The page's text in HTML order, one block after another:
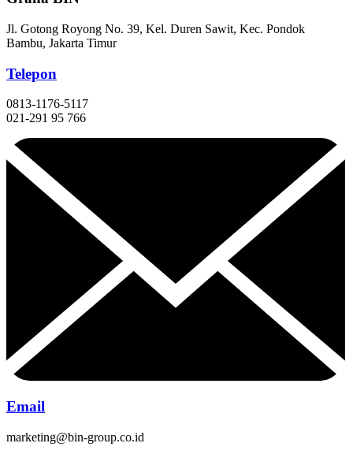
Jl. Gotong Royong No. 39, Kel. Duren Sawit, Kec. Pondok
Bambu, Jakarta Timur
Telepon
0813-1176-5117
021-291 95 766
Email
marketing@bin-group.co.id